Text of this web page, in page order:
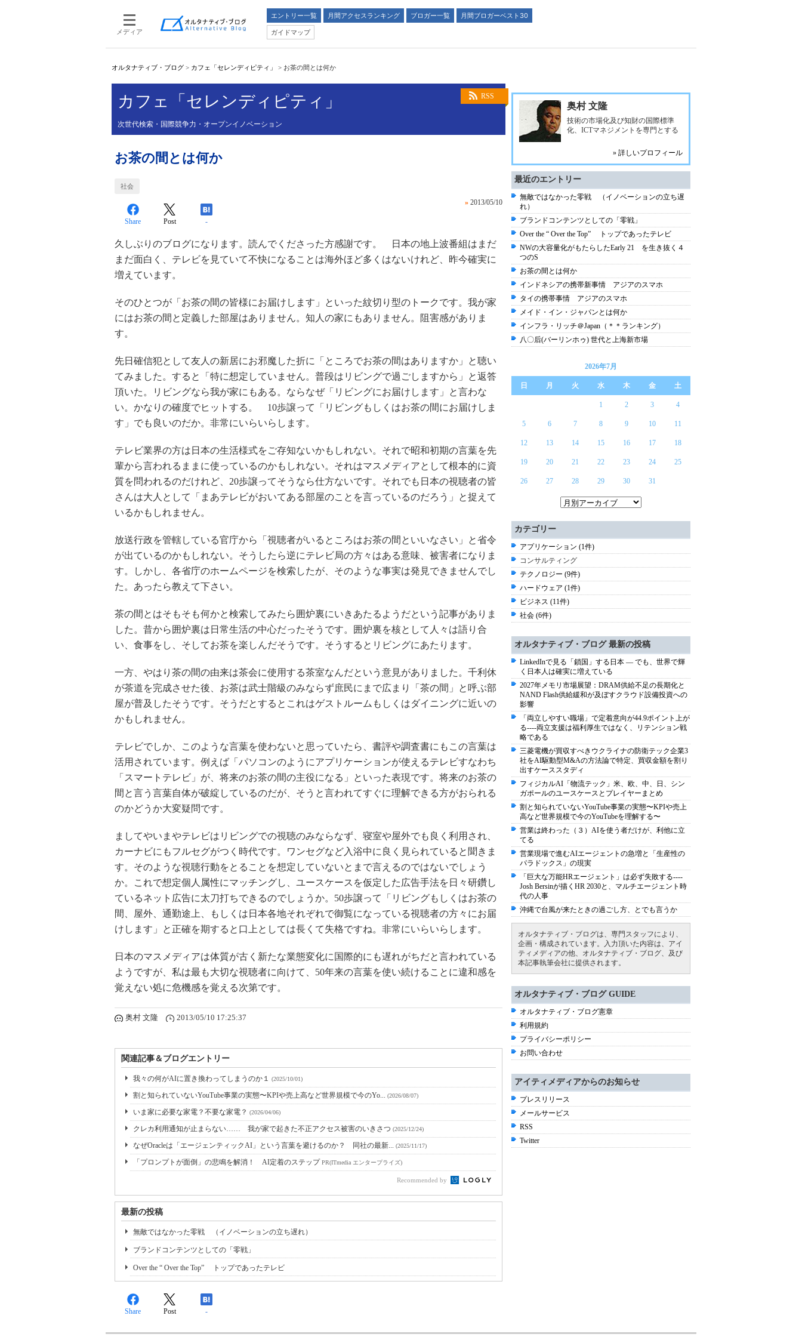
メディア
エントリー一覧 月間アクセスランキング ブロガー一覧
月間ブロガーベスト30
ガイドマップ
オルタナティブ・ブログ > カフェ「セレンディピティ」 > お茶の間とは何か
RSS
カフェ「セレンディピティ」
次世代検索・国際競争力・オープンイノベーション
お茶の間とは何か
社会
» 2013/05/10
Share Post -
久しぶりのブログになります。読んでくださった方感謝です。 日本の地上波番組はまだ
まだ面白く、テレビを見ていて不快になることは海外ほど多くはないけれど、昨今確実に
増えています。
そのひとつが「お茶の間の皆様にお届けします」といった紋切り型のトークです。我が家
にはお茶の間と定義した部屋はありません。知人の家にもありません。阻害感がありま
す。
先日確信犯として友人の新居にお邪魔した折に「ところでお茶の間はありますか」と聴い
てみました。すると「特に想定していません。普段はリビングで過ごしますから」と返答
頂いた。リビングなら我が家にもある。ならなぜ「リビングにお届けします」と言わな
い。かなりの確度でヒットする。 10歩譲って「リビングもしくはお茶の間にお届けしま
す」でも良いのだか。非常にいらいらします。
テレビ業界の方は日本の生活様式をご存知ないかもしれない。それで昭和初期の言葉を先
輩から言われるままに使っているのかもしれない。それはマスメディアとして根本的に資
質を問われるのだけれど、20歩譲ってそうなら仕方ないです。それでも日本の視聴者の皆
さんは大人として「まあテレビがおいてある部屋のことを言っているのだろう」と捉えて
いるかもしれません。
放送行政を管轄している官庁から「視聴者がいるところはお茶の間といいなさい」と省令
が出ているのかもしれない。そうしたら逆にテレビ局の方々はある意味、被害者になりま
す。しかし、各省庁のホームページを検索したが、そのような事実は発見できませんでし
た。あったら教えて下さい。
茶の間とはそもそも何かと検索してみたら囲炉裏にいきあたるようだという記事がありま
した。昔から囲炉裏は日常生活の中心だったそうです。囲炉裏を核として人々は語り合
い、食事をし、そしてお茶を楽しんだそうです。そうするとリビングにあたります。
一方、やはり茶の間の由来は茶会に使用する茶室なんだという意見がありました。千利休
が茶道を完成させた後、お茶は武士階級のみならず庶民にまで広まり「茶の間」と呼ぶ部
屋が普及したそうです。そうだとするとこれはゲストルームもしくはダイニングに近いの
かもしれません。
テレビでしか、このような言葉を使わないと思っていたら、書評や調査書にもこの言葉は
活用されています。例えば「パソコンのようにアプリケーションが使えるテレビすなわち
「スマートテレビ」が、将来のお茶の間の主役になる」といった表現です。将来のお茶の
間と言う言葉自体が破綻しているのだが、そうと言われてすぐに理解できる方がおられる
のかどうか大変疑問です。
ましてやいまやテレビはリビングでの視聴のみならなず、寝室や屋外でも良く利用され、
カーナビにもフルセグがつく時代です。ワンセグなど入浴中に良く見られていると聞きま
す。そのような視聴行動をとることを想定していないとまで言えるのではないでしょう
か。これで想定個人属性にマッチングし、ユースケースを仮定した広告手法を日々研鑽し
ているネット広告に太刀打ちできるのでしょうか。50歩譲って「リビングもしくはお茶の
間、屋外、通勤途上、もしくは日本各地それぞれで御覧になっている視聴者の方々にお届
けします」と正確を期すると口上としては長くて失格ですね。非常にいらいらします。
日本のマスメディアは体質が古く新たな業態変化に国際的にも遅れがちだと言われている
ようですが、私は最も大切な視聴者に向けて、50年来の言葉を使い続けることに違和感を
覚えない処に危機感を覚える次第です。
奥村 文隆 2013/05/10 17:25:37
関連記事＆ブログエントリー
我々の何がAIに置き換わってしまうのか１ (2025/10/01)
割と知られていないYouTube事業の実態〜KPIや売上高など世界規模で今のYo... (2026/08/07)
いま家に必要な家電？不要な家電？ (2026/04/06)
クレカ利用通知が止まらない…… 我が家で起きた不正アクセス被害のいきさつ (2025/12/24)
なぜOracleは「エージェンティックAI」という言葉を避けるのか？ 同社の最新... (2025/11/17)
「プロンプトが面倒」の悲鳴を解消！ AI定着のステップPR(ITmedia エンタープライズ)
Recommended by
最新の投稿
無敵ではなかった零戦 （イノベーションの立ち遅れ）
ブランドコンテンツとしての「零戦」
Over the “ Over the Top” トップであったテレビ
Share Post -
奥村 文隆
技術の市場化及び知財の国際標準
化、ICTマネジメントを専門とする
» 詳しいプロフィール
最近のエントリー
無敵ではなかった零戦 （イノベーションの立ち遅
れ）
ブランドコンテンツとしての「零戦」
Over the “ Over the Top” トップであったテレビ
NWの大容量化がもたらしたEarly 21 を生き抜く４
つのS
お茶の間とは何か
インドネシアの携帯新事情 アジアのスマホ
タイの携帯事情 アジアのスマホ
メイド・イン・ジャパンとは何か
インフラ・リッチ＠Japan（＊＊ランキング）
八〇后(バーリンホゥ) 世代と上海新市場
2026年7月
日 月 火 水 木 金 土
1 2 3 4
5 6 7 8 9 10 11
12 13 14 15 16 17 18
19 20 21 22 23 24 25
26 27 28 29 30 31
カテゴリー
アプリケーション (1件)
コンサルティング
テクノロジー (9件)
ハードウェア (1件)
ビジネス (11件)
社会 (6件)
オルタナティブ・ブログ 最新の投稿
LinkedInで見る「鎖国」する日本 ― でも、世界で輝
く日本人は確実に増えている
2027年メモリ市場展望：DRAM供給不足の長期化と
NAND Flash供給緩和が及ぼすクラウド設備投資への
影響
「両立しやすい職場」で定着意向が44.9ポイント上が
る----両立支援は福利厚生ではなく、リテンション戦
略である
三菱電機が買収すべきウクライナの防衛テック企業3
社をAI駆動型M&Aの方法論で特定、買収金額を割り
出すケーススタディ
フィジカルAI「物流テック」米、欧、中、日、シン
ガポールのユースケースとプレイヤーまとめ
割と知られていないYouTube事業の実態〜KPIや売上
高など世界規模で今のYouTubeを理解する〜
営業は終わった（３）AIを使う者だけが、利他に立
てる
営業現場で進むAIエージェントの急増と「生産性の
パラドックス」の現実
「巨大な万能HRエージェント」は必ず失敗する----
Josh Bersinが描くHR 2030と、マルチエージェント時
代の人事
沖縄で台風が来たときの過ごし方、とでも言うか
オルタナティブ・ブログは、専門スタッフにより、
企画・構成されています。入力頂いた内容は、アイ
ティメディアの他、オルタナティブ・ブログ、及び
本記事執筆会社に提供されます。
オルタナティブ・ブログ GUIDE
オルタナティブ・ブログ憲章
利用規約
プライバシーポリシー
お問い合わせ
アイティメディアからのお知らせ
プレスリリース
メールサービス
RSS
Twitter